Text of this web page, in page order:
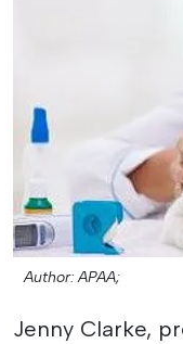
Author: APAA;
Jenny Clarke,